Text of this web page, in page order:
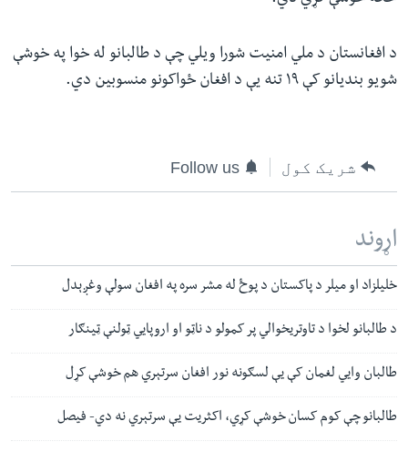
د افغانستان د ملي امنیت شورا ویلي چې د طالبانو له خوا په خوشې
شویو بندیانو کې ۱۹ تنه یې د افغان ځواکونو منسوبین دي.
شریک کول Follow us
اړوند
خلیلزاد او میلر د پاکستان د پوځ له مشر سره په افغان سولې وغږېدل
د طالبانو لخوا د تاوتریخوالي پر کمولو د ناټو او اروپايي ټولنې ټینګار
طالبان وایي لغمان کې یې لسګونه نور افغان سرتېري هم خوشې کړل
طالبانو چې کوم کسان خوشې کړي، اکثریت یې سرتېري نه دي- فیصل